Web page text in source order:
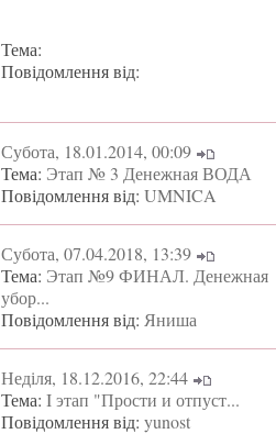
Тема:
Повідомлення від:
Субота, 18.01.2014, 00:09
Тема: Этап № 3 Денежная ВОДА
Повідомлення від: UMNICA
Субота, 07.04.2018, 13:39
Тема: Этап №9 ФИНАЛ. Денежная
убор...
Повідомлення від: Яниша
Неділя, 18.12.2016, 22:44
Тема: I этап "Прости и отпуст...
Повідомлення від: yunost